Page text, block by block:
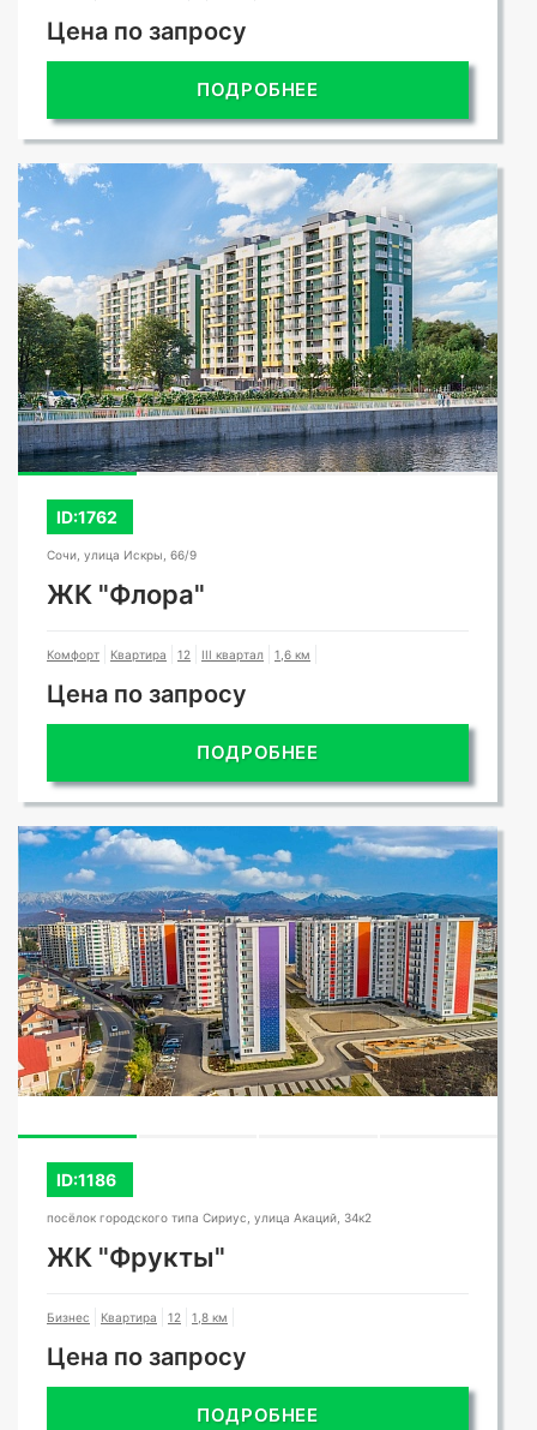
Цена по запросу
ПОДРОБНЕЕ
ID:1762
Сочи, улица Искры, 66/9
ЖК "Флора"
Комфорт Квартира 12 III квартал 1,6 км
Цена по запросу
ПОДРОБНЕЕ
ID:1186
посёлок городского типа Сириус, улица Акаций, 34к2
ЖК "Фрукты"
Бизнес Квартира 12 1,8 км
Цена по запросу
ПОДРОБНЕЕ